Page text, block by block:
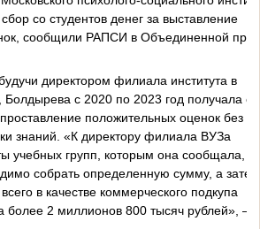
со студентов денег за выставление
сообщили РАПСИ в Объединенной
директором филиала института в
Болдырева с 2020 по 2023 год получала от
положительных оценок без
знаний. «К директору филиала ВУЗа
учебных групп, которым она сообщала,
собрать определенную сумму, а затем
в качестве коммерческого подкупа
более 2 миллионов 800 тысяч рублей», —